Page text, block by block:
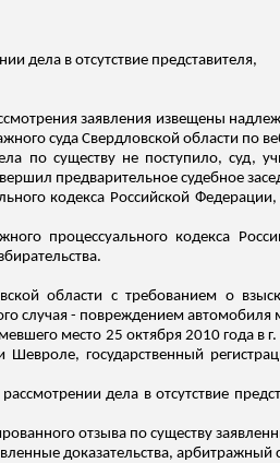
дела в отсутствие представителя,
заявления извещены
суда Свердловской области по
по существу не поступило, суд,
предварительное судебное
кодекса Российской
процессуального кодекса
области с требованием о
случая - повреждением
место 25 октября 2010 года в
государственный
дела в отсутствие
отзыва по существу
доказательства, арбитражный